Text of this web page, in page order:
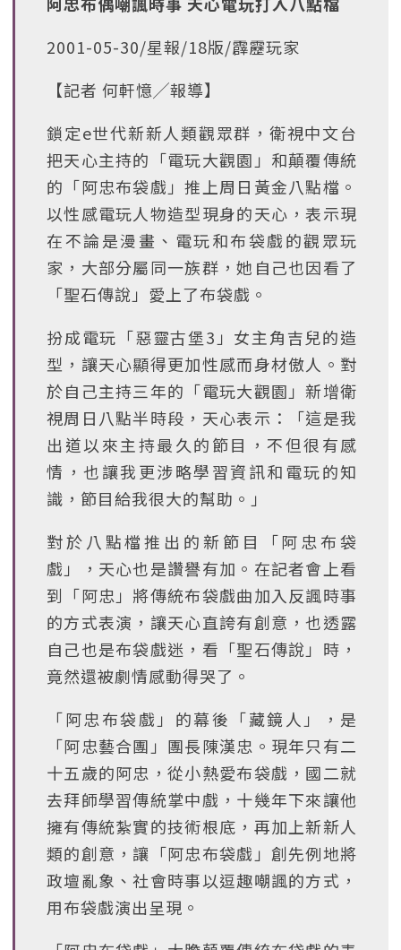
2001-05-30/星報/18版/霹靂玩家
【記者 何軒憶╱報導】
鎖定e世代新新人類觀眾群，衛視中文台
把天心主持的「電玩大觀園」和顛覆傳統
的「阿忠布袋戲」推上周日黃金八點檔。
以性感電玩人物造型現身的天心，表示現
在不論是漫畫、電玩和布袋戲的觀眾玩
家，大部分屬同一族群，她自己也因看了
「聖石傳說」愛上了布袋戲。
扮成電玩「惡靈古堡3」女主角吉兒的造
型，讓天心顯得更加性感而身材傲人。對
於自己主持三年的「電玩大觀園」新增衛
視周日八點半時段，天心表示：「這是我
出道以來主持最久的節目，不但很有感
情，也讓我更涉略學習資訊和電玩的知
識，節目給我很大的幫助。」
對於八點檔推出的新節目「阿忠布袋
戲」，天心也是讚譽有加。在記者會上看
到「阿忠」將傳統布袋戲曲加入反諷時事
的方式表演，讓天心直誇有創意，也透露
自己也是布袋戲迷，看「聖石傳說」時，
竟然還被劇情感動得哭了。
「阿忠布袋戲」的幕後「藏鏡人」，是
「阿忠藝合團」團長陳漢忠。現年只有二
十五歲的阿忠，從小熱愛布袋戲，國二就
去拜師學習傳統掌中戲，十幾年下來讓他
擁有傳統紮實的技術根底，再加上新新人
類的創意，讓「阿忠布袋戲」創先例地將
政壇亂象、社會時事以逗趣嘲諷的方式，
用布袋戲演出呈現。